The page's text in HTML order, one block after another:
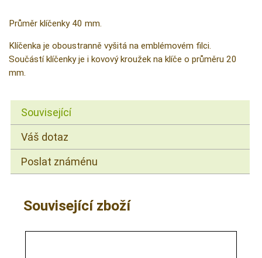
Průměr klíčenky 40 mm.
Klíčenka je oboustranně vyšitá na emblémovém filci.
Součástí klíčenky je i kovový kroužek na klíče o průměru 20
mm.
Související
Váš dotaz
Poslat známénu
Související zboží